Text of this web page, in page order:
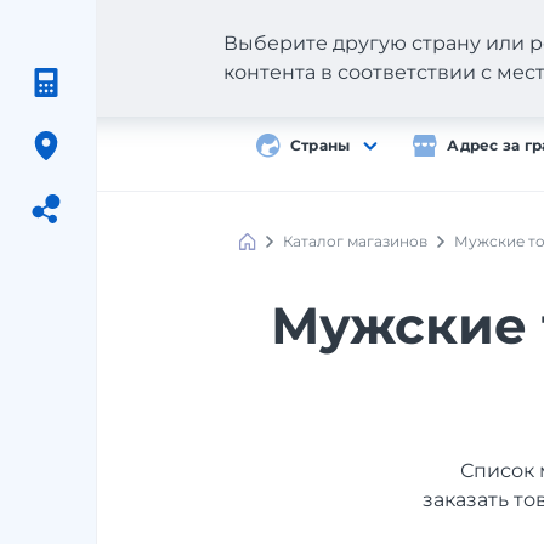
Страны Адрес за
Выберите другую страну или
контента в соответствии с
Meest
Каталог магазинов Мужские
Мужские
Список
заказать